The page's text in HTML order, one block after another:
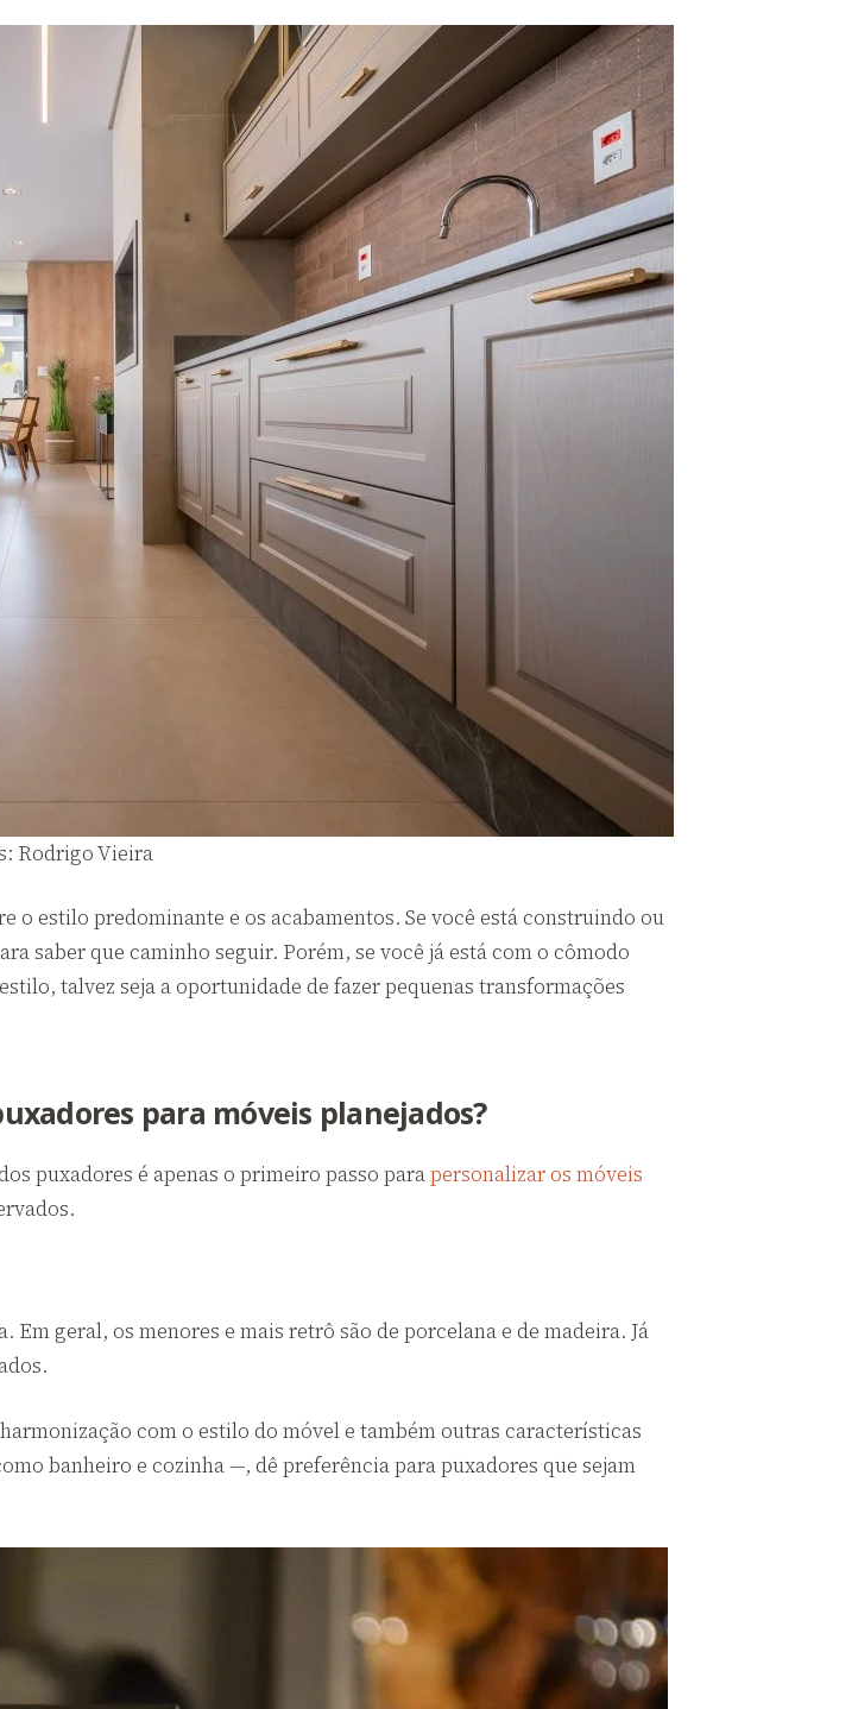
Rodrigo Vieira
o estilo predominante e os acabamentos. Se você está construindo ou
saber que caminho seguir. Porém, se você já está com o cômodo
talvez seja a oportunidade de fazer pequenas transformações
para móveis planejados?
puxadores é apenas o primeiro passo parapersonalizar os móveis
geral, os menores e mais retrô são de porcelana e de madeira. Já
com o estilo do móvel e também outras características
banheiro e cozinha —, dê preferência para puxadores que sejam